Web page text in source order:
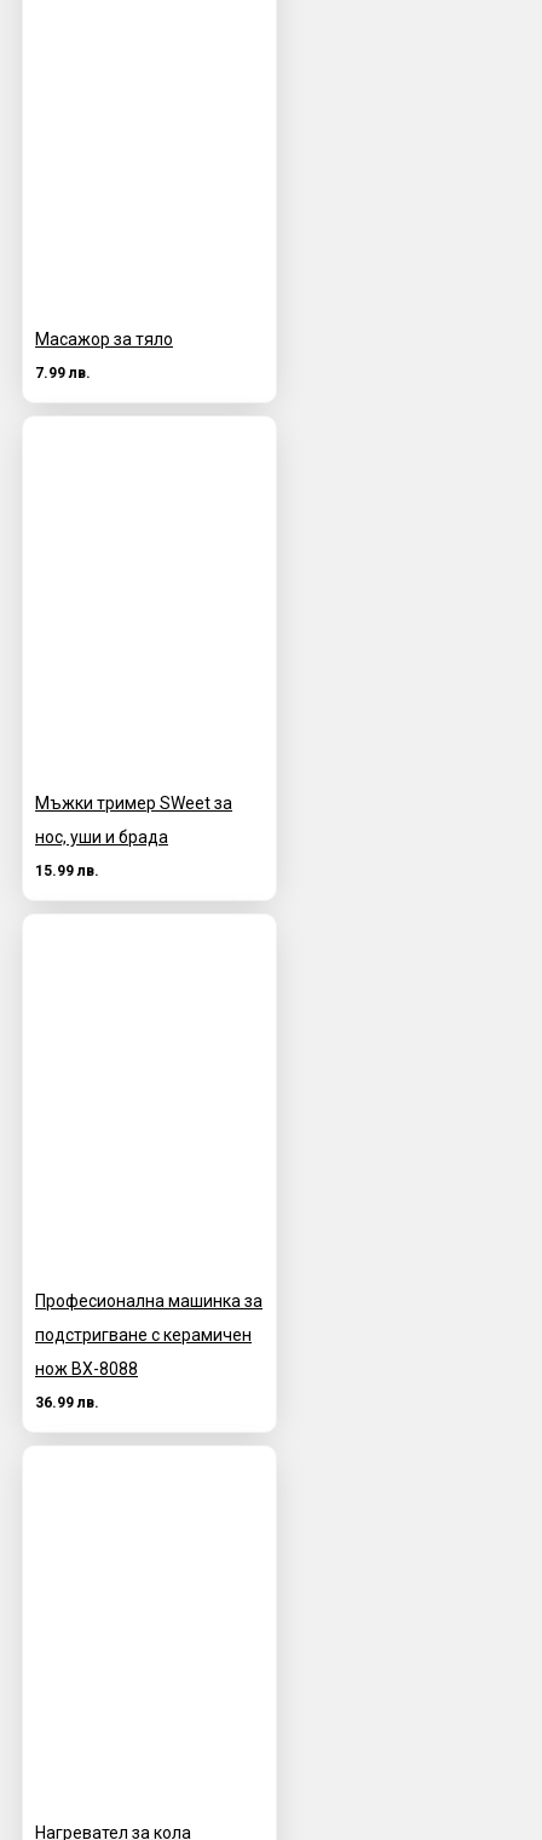
Масажор за тяло
7.99 лв.
Мъжки тример SWeet за
нос, уши и брада
15.99 лв.
Професионална машинка за
подстригване с керамичен
нож BX-8088
36.99 лв.
Нагревател за кола